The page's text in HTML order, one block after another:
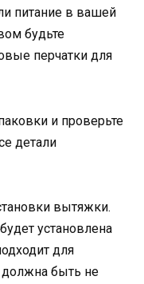
питание в вашей
будьте
перчатки для
и проверьте
детали
вытяжки.
установлена
для
должна быть не